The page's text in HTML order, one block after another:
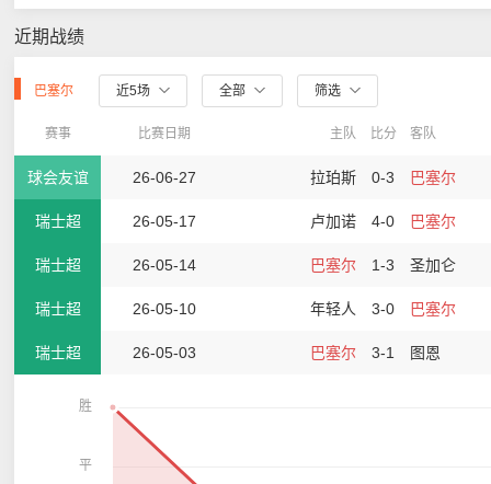
近期战绩
巴塞尔 近5场 全部 筛选
赛事 比赛日期 主队 比分 客队
球会友谊 26-06-27 拉珀斯 0-3 巴塞尔
瑞士超 26-05-17 卢加诺 4-0 巴塞尔
瑞士超 26-05-14 巴塞尔 1-3 圣加仑
瑞士超 26-05-10 年轻人 3-0 巴塞尔
瑞士超 26-05-03 巴塞尔 3-1 图恩
胜
平